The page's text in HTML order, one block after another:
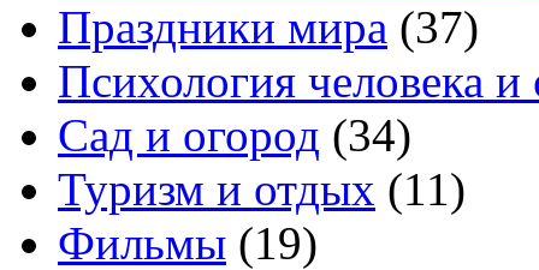
Праздники мира (37)
Психология человека
Сад и огород (34)
Туризм и отдых (11)
Фильмы (19)